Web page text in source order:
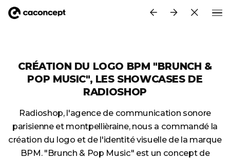
CRÉATION DU LOGO BPM "BRUNCH &
POP MUSIC", LES SHOWCASES DE
RADIOSHOP
Radioshop, l'agence de communication sonore
parisienne et montpellièraine, nous a commandé la
création du logo et de l'identité visuelle de la marque
BPM. "Brunch & Pop Music" est un concept de